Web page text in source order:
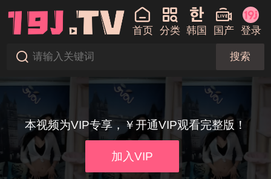
首页 分类 韩国 国产 登录
搜索
本视频为VIP专享，￥开通VIP观看完整版！
加入VIP